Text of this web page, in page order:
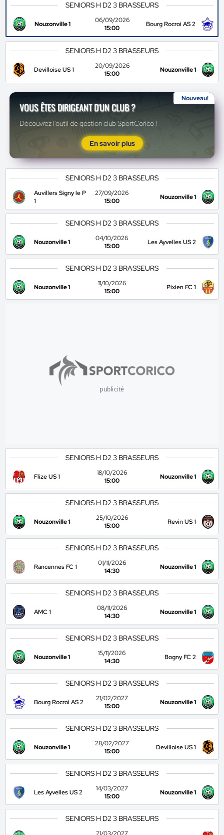
SENIORS H D2 3 BRASSEURS
Nouzonville 1
06/09/2026
15:00
Bourg Rocroi AS 2
SENIORS H D2 3 BRASSEURS
Devilloise US 1
20/09/2026
15:00
Nouzonville 1
Nouveau!
VOUS ÊTES DIRIGEANT D'UN CLUB ?
Découvrez l'outil de gestion club SportCorico !
En savoir plus
SENIORS H D2 3 BRASSEURS
Auvillers Signy le P
1
27/09/2026
15:00
Nouzonville 1
SENIORS H D2 3 BRASSEURS
Nouzonville 1
04/10/2026
15:00
Les Ayvelles US 2
SENIORS H D2 3 BRASSEURS
Nouzonville 1
11/10/2026
15:00
Pixien FC 1
publicité
SENIORS H D2 3 BRASSEURS
Flize US 1
18/10/2026
15:00
Nouzonville 1
SENIORS H D2 3 BRASSEURS
Nouzonville 1
25/10/2026
15:00
Revin US 1
SENIORS H D2 3 BRASSEURS
Rancennes FC 1
01/11/2026
14:30
Nouzonville 1
SENIORS H D2 3 BRASSEURS
AMC 1
08/11/2026
14:30
Nouzonville 1
SENIORS H D2 3 BRASSEURS
Nouzonville 1
15/11/2026
14:30
Bogny FC 2
SENIORS H D2 3 BRASSEURS
Bourg Rocroi AS 2
21/02/2027
15:00
Nouzonville 1
SENIORS H D2 3 BRASSEURS
Nouzonville 1
28/02/2027
15:00
Devilloise US 1
SENIORS H D2 3 BRASSEURS
Les Ayvelles US 2
14/03/2027
15:00
Nouzonville 1
SENIORS H D2 3 BRASSEURS